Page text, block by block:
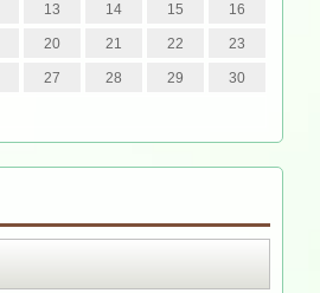
13 14 15 16
20 21 22 23
27 28 29 30